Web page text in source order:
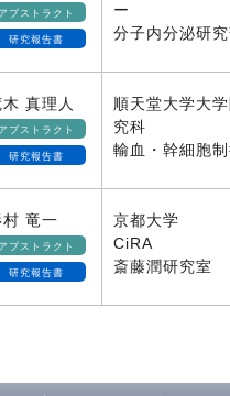
アブストラクト
研究報告書
ー
分子内分泌研
真理人
アブストラクト
研究報告書
順天堂大学大
究科
輸血・幹細胞
村 竜一
アブストラクト
研究報告書
京都大学
CiRA
斎藤潤研究室